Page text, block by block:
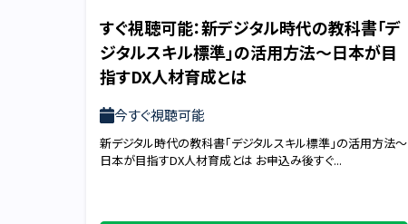
すぐ視聴可能：新デジタル時代の教科書「デ
ジタルスキル標準」の活用方法～日本が目
指すDX人材育成とは
今すぐ視聴可能
新デジタル時代の教科書「デジタルスキル標準」の活用方法～
日本が目指すDX人材育成とは お申込み後すぐ...